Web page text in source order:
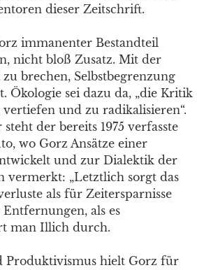
dieser Zeitschrift.
immanenter Bestandteil
nicht bloß Zusatz. Mit der
brechen, Selbstbegrenzung
Ökologie sei dazu da, „die Kritik
und zu radikalisieren“.
der bereits 1975 verfasste
wo Gorz Ansätze einer
und zur Dialektik der
vermerkt: „Letztlich sorgt das
als für Zeitersparnisse
als es
man Illich durch.
Produktivismus hielt Gorz für